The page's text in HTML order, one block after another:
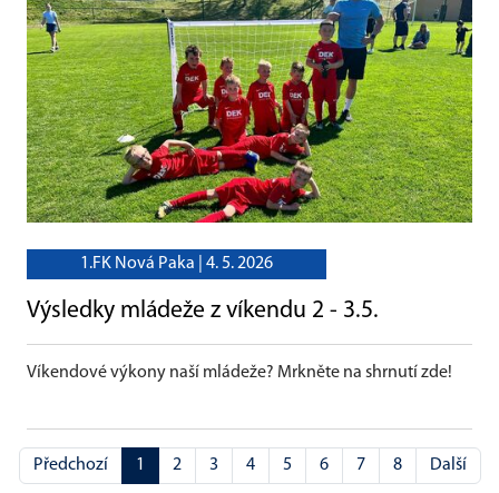
1.FK Nová Paka | 4. 5. 2026
Výsledky mládeže z víkendu 2 - 3.5.
Víkendové výkony naší mládeže? Mrkněte na shrnutí zde!
Předchozí 1 2 3 4 5 6 7 8 Další